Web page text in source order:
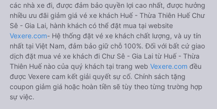
các nhà xe đi, được đảm bảo quyền lợi cao nhất, được hưởng
nhiều ưu đãi giảm giá vé xe khách Huế - Thừa Thiên Huế Chư
Sê - Gia Lai, hành khách có thể đặt mua tại website
Vexere.com- Hệ thống đặt vé xe khách chất lượng, và uy tín
nhất tại Việt Nam, đảm bảo giữ chỗ 100%. Đối với bất cứ giao
dịch đặt mua vé xe khách đi Chư Sê - Gia Lai từ Huế - Thừa
Thiên Huế nào của quý khách tại trang web Vexere.com đều
được Vexere cam kết giải quyết sự cố. Chính sách tặng
coupon giảm giá hoặc hoàn tiền sẽ tùy theo từng trường hợp
sự việc.